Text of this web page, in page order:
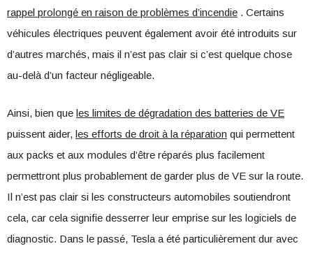
rappel prolongé en raison de problèmes d’incendie . Certains
véhicules électriques peuvent également avoir été introduits sur
d’autres marchés, mais il n’est pas clair si c’est quelque chose
au-delà d’un facteur négligeable.
Ainsi, bien que les limites de dégradation des batteries de VE
puissent aider, les efforts de droit à la réparation qui permettent
aux packs et aux modules d’être réparés plus facilement
permettront plus probablement de garder plus de VE sur la route.
Il n’est pas clair si les constructeurs automobiles soutiendront
cela, car cela signifie desserrer leur emprise sur les logiciels de
diagnostic. Dans le passé, Tesla a été particulièrement dur avec